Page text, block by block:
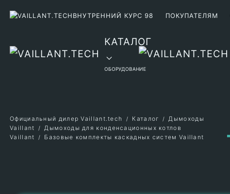
ВНУТРЕННИЙ КУРС 98 ПОКУПАТЕЛЯМ
КАТАЛОГ
ОБОРУДОВАНИЕ
Официальный дилер Vaillant.tech Каталог
Дымоходы
Vaillant
Дымоходы для конденсационных котлов
Vaillant
Базовые комплекты каскадных систем Vaillant